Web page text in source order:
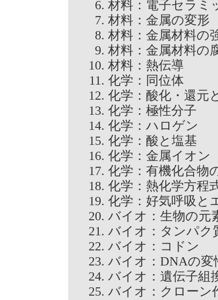
材料：電子セラ
材料：金属の変
材料：金属材料
材料：金属材料
材料：熱伝導
化学：同位体
化学：酸化・還
化学：極性分子
化学：ハロゲン
化学：酸と塩基
化学：金属イオ
化学：有機化合
化学：熱化学方
化学：好気呼吸
バイオ：生物の
バイオ：タンパ
バイオ：コドン
バイオ：DNAの
バイオ：遺伝子
バイオ：クロー